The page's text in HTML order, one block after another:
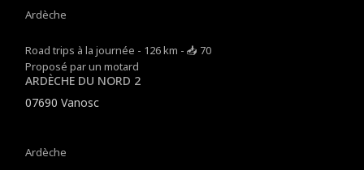
Ardèche
Road trips à la journée - 126 km - 📥 70
Proposé par un motard
ARDÈCHE DU NORD 2
07690 Vanosc
Ardèche